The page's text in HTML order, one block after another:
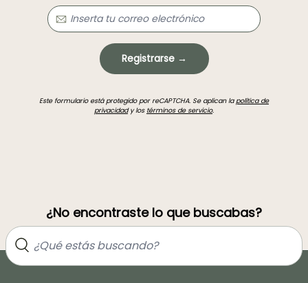
Registrarse →
Este formulario está protegido por reCAPTCHA. Se aplican lapolítica de
privacidady los términos de servicio.
¿No encontraste lo que buscabas?